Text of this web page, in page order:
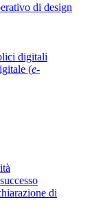
di design
digitali
(e-
di